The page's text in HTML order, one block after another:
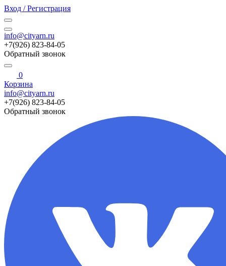
Вход / Регистрация
info@cityarn.ru
+7(926) 823-84-05
Обратный звонок
0
Корзина
info@cityarn.ru
+7(926) 823-84-05
Обратный звонок